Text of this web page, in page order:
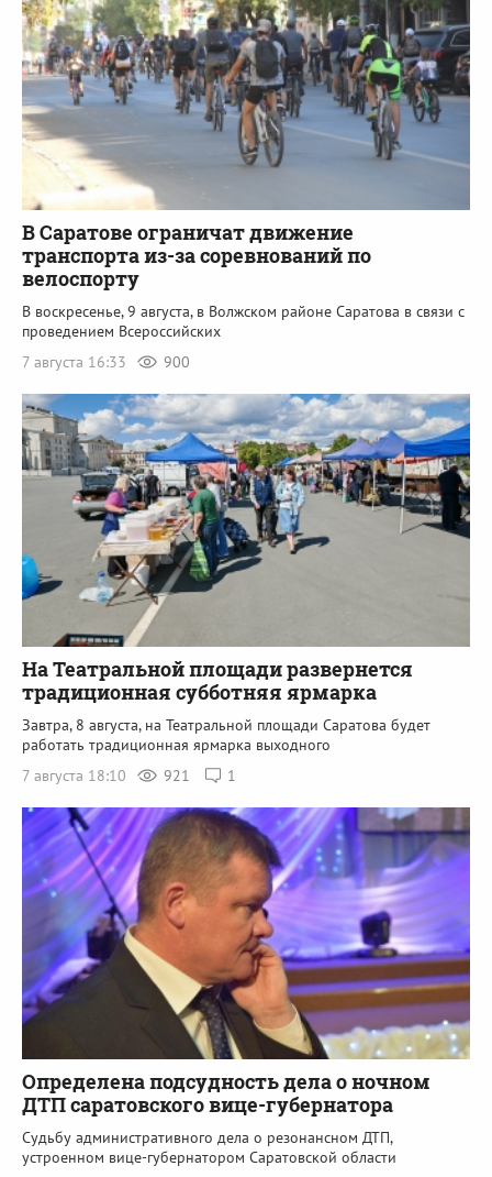
В Саратове ограничат движение
транспорта из-за соревнований по
велоспорту
В воскресенье, 9 августа, в Волжском районе Саратова в связи с
проведением Всероссийских
7 августа 16:33
900
На Театральной площади развернется
традиционная субботняя ярмарка
Завтра, 8 августа, на Театральной площади Саратова будет
работать традиционная ярмарка выходного
7 августа 18:10
921 1
Определена подсудность дела о ночном
ДТП саратовского вице-губернатора
Судьбу административного дела о резонансном ДТП,
устроенном вице-губернатором Саратовской области